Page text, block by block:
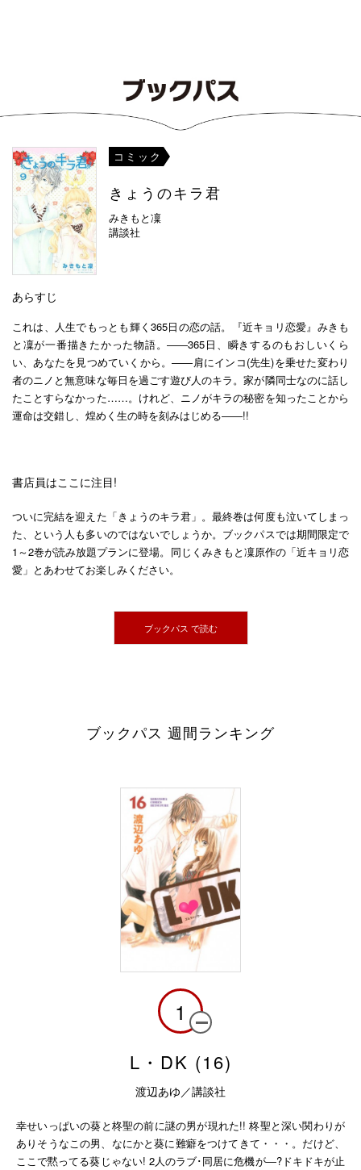
コミック
きょうのキラ君
みきもと凜
講談社
あらすじ
これは、人生でもっとも輝く365日の恋の話。『近キョリ恋愛』みきも
と凜が一番描きたかった物語。――365日、瞬きするのもおしいくら
い、あなたを見つめていくから。――肩にインコ(先生)を乗せた変わり
者のニノと無意味な毎日を過ごす遊び人のキラ。家が隣同士なのに話し
たことすらなかった……。けれど、ニノがキラの秘密を知ったことから
運命は交錯し、煌めく生の時を刻みはじめる――!!
書店員はここに注目!
ついに完結を迎えた「きょうのキラ君」。最終巻は何度も泣いてしまっ
た、という人も多いのではないでしょうか。ブックパスでは期間限定で
1～2巻が読み放題プランに登場。同じくみきもと凜原作の「近キョリ恋
愛」とあわせてお楽しみください。
ブックパス で読む
ブックパス 週間ランキング
1
L・DK (16)
渡辺あゆ／講談社
幸せいっぱいの葵と柊聖の前に謎の男が現れた!! 柊聖と深い関わりが
ありそうなこの男、なにかと葵に難癖をつけてきて・・・。だけど、
ここで黙ってる葵じゃない! 2人のラブ･同居に危機が―?ドキドキが止